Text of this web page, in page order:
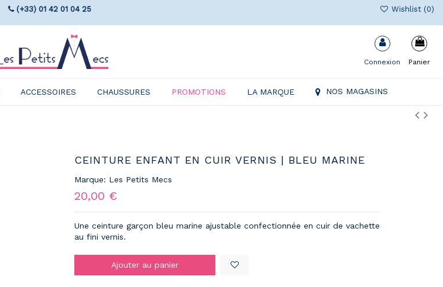
(+33) 01 42 01 04 25 Wishlist (0)
Connexion Panier
ACCESSOIRES CHAUSSURES PROMOTIONS LA MARQUE NOS MAGASINS
CEINTURE ENFANT EN CUIR VERNIS | BLEU MARINE
Marque: Les Petits Mecs
20,00 €
Une ceinture garçon bleu marine ajustable confectionnée en cuir de vachette
au fini vernis.
Ajouter au panier